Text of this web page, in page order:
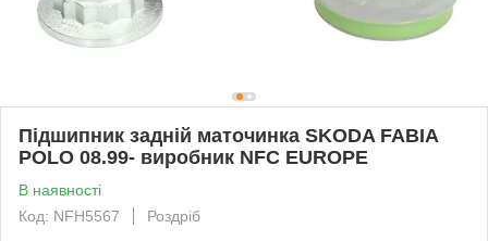
Підшипник задній маточинка SKODA FABIA
POLO 08.99- виробник NFC EUROPE
В наявності
Код: NFH5567
Роздріб